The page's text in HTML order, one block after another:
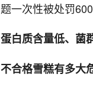
题一次性被处罚
蛋白质含量低、菌
不合格雪糕有多大